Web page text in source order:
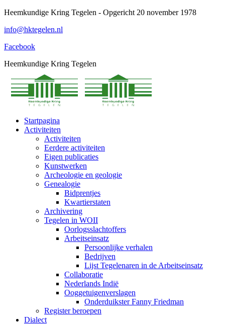
Spring
content
Heemkundige Kring Tegelen - Opgericht 20 november 1978
info@hktegelen.nl
Facebook
Heemkundige Kring Tegelen
Startpagina
Activiteiten
Activiteiten
Eerdere activiteiten
Eigen publicaties
Kunstwerken
Archeologie en geologie
Genealogie
Bidprentjes
Kwartierstaten
Archivering
Tegelen in WOII
Oorlogsslachtoffers
Arbeitseinsatz
Persoonlijke verhalen
Bedrijven
Lijst Tegelenaren in de Arbeitseinsatz
Collaboratie
Nederlands Indië
Ooggetuigenverslagen
Onderduikster Fanny Friedman
Register beroepen
Dialect